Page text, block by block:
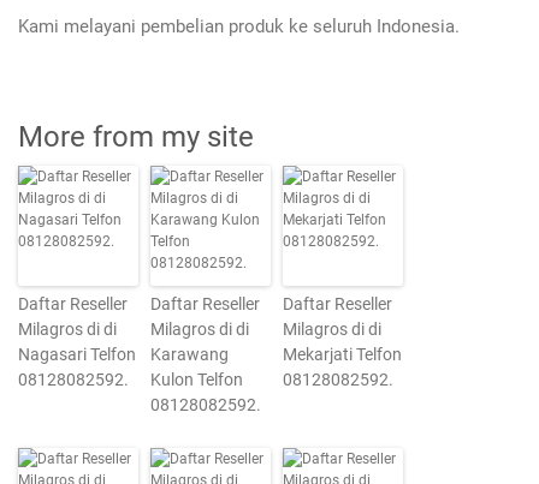
Kami melayani pembelian produk ke seluruh Indonesia.
More from my site
Daftar Reseller
Milagros di di
Nagasari Telfon
08128082592.
Daftar Reseller
Milagros di di
Karawang
Kulon Telfon
08128082592.
Daftar Reseller
Milagros di di
Mekarjati Telfon
08128082592.